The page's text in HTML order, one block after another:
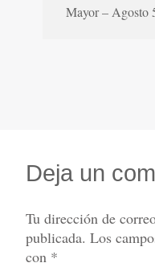
Mayor – Agosto
Deja un
Tu dirección de
publicada. Los
con *